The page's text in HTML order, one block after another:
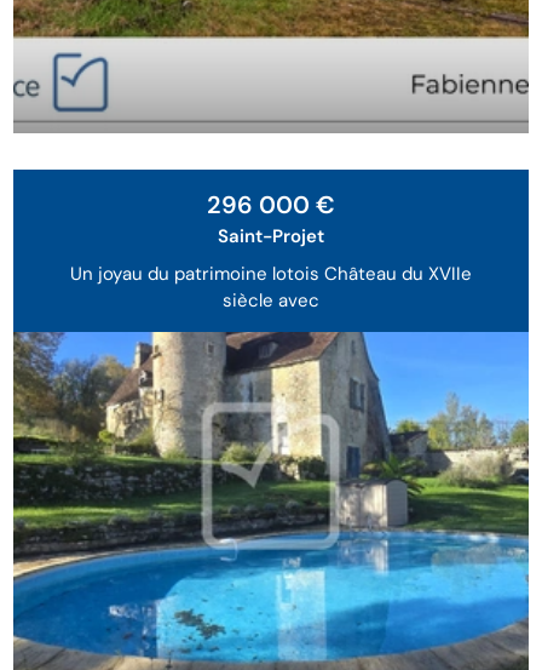
Un joyau du patrimoine lotois Château du XVIIe
siècle avec
296 000 €
Saint-Projet